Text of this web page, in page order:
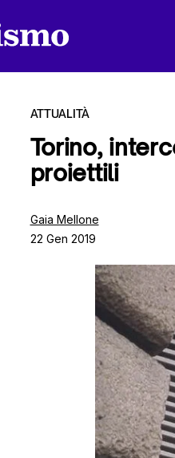
ATTUALITÀ
Torino,
proiettili
Gaia Mellone
22 Gen 2019